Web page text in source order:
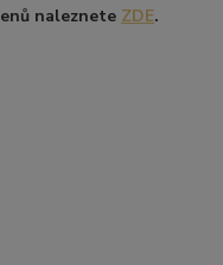
naleznete ZDE.